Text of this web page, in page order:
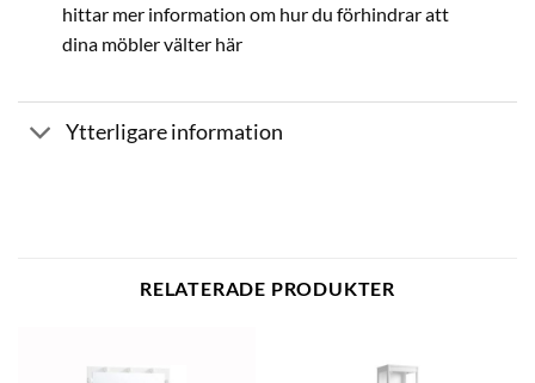
hittar mer information om hur du förhindrar att
dina möbler välter här
Ytterligare information
RELATERADE PRODUKTER